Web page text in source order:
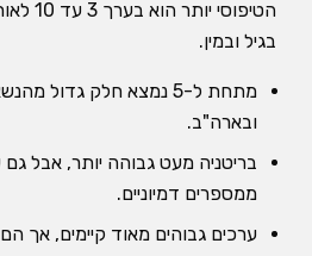
בגיל ובמין.
מתחת ל-5 נמצא חלק גדול
ובארה"ב.
בריטניה מעט גבוהה יותר, אבל
ממספרים דמיוניים.
ערכים גבוהים מאוד קיימים, אך